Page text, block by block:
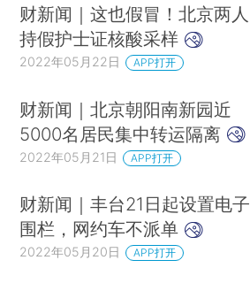
财新闻｜这也假冒！北京两人
持假护士证核酸采样
2022年05月22日 APP打开
财新闻｜北京朝阳南新园近
5000名居民集中转运隔离
2022年05月21日 APP打开
财新闻｜丰台21日起设置电子
围栏，网约车不派单
2022年05月20日 APP打开